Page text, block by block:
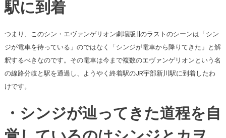
駅に到着
つまり、このシン・エヴァンゲリオン劇場版:||のラストのシーンは「シン
ジが電車を待っている」のではなく「シンジが電車から降りてきた」と解
釈するべきなのです。その電車は今まで複数のエヴァンゲリオンという名
の線路分岐と駅を通過し、ようやく終着駅のJR宇部新川駅に到着したわ
けです。
・シンジが辿ってきた道程を自